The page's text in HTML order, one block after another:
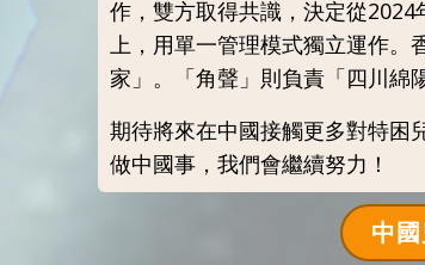
作，雙方取得共識，決定從
上，用單一管理模式獨立運作。
家」。「角聲」則負責「四川綿
期待將來在中國接觸更多對特困
做中國事，我們會繼續努力！
中